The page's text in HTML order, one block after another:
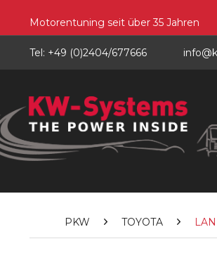
Motorentuning seit über 35 Jahren
Tel: +49 (0)2404/677666
PKW TOYOTA